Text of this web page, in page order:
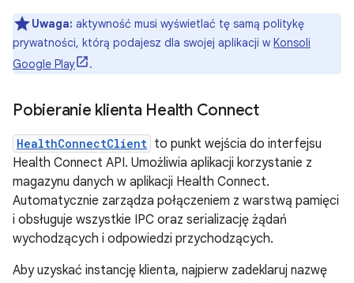
Uwaga: aktywność musi wyświetlać tę samą politykę
prywatności, którą podajesz dla swojej aplikacji w Konsoli
Google Play
.
Pobieranie klienta Health Connect
HealthConnectClient to punkt wejścia do interfejsu
Health Connect API. Umożliwia aplikacji korzystanie z
magazynu danych w aplikacji Health Connect.
Automatycznie zarządza połączeniem z warstwą pamięci
i obsługuje wszystkie IPC oraz serializację żądań
wychodzących i odpowiedzi przychodzących.
Aby uzyskać instancję klienta, najpierw zadeklaruj nazwę